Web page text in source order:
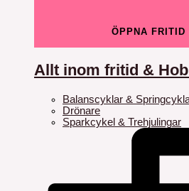
ÖPPNA FRITID
Allt inom fritid &
Balanscyklar &
Drönare
Sparkcykel & Trehjulingar